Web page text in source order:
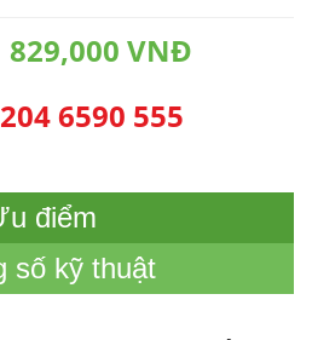
829,000 VNĐ
6590 555
điểm
số kỹ thuật